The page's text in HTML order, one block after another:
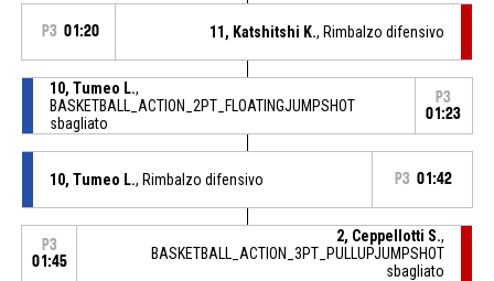
P3 01:20 11, Katshitshi K., Rimbalzo difensivo
10, Tumeo L.,
BASKETBALL_ACTION_2PT_FLOATINGJUMPSHOT
sbagliato
P3
01:23
10, Tumeo L., Rimbalzo difensivo P3 01:42
P3
01:45
2, Ceppellotti S.,
BASKETBALL_ACTION_3PT_PULLUPJUMPSHOT
sbagliato